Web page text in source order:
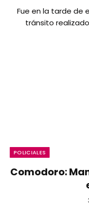
Fue en la tarde de
tránsito
POLICIALES
Comodoro: